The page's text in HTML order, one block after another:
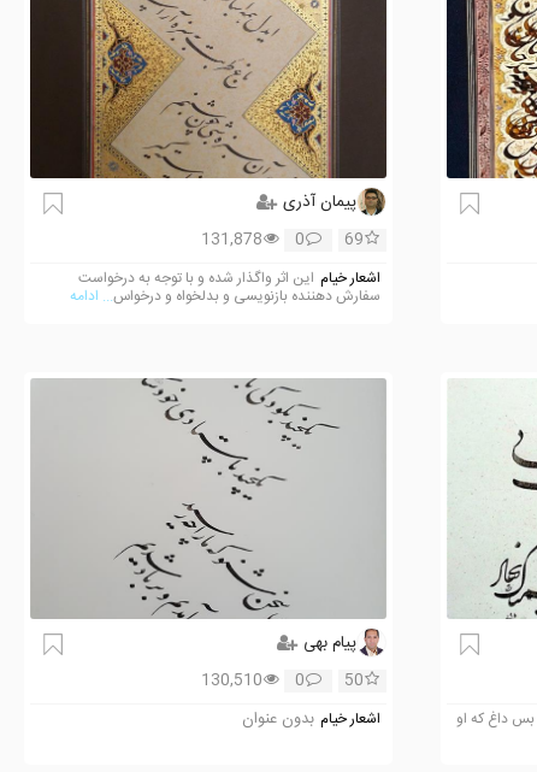
پیمان آذری
69
0
131,878
اشعار خیام این اثر واگذار شده و با توجه به درخواست
سفارش دهننده بازنویسی و بدلخواه و درخواس... ادامه
داغ که او
پیام بهی
50
0
130,510
اشعار خیام بدون عنوان